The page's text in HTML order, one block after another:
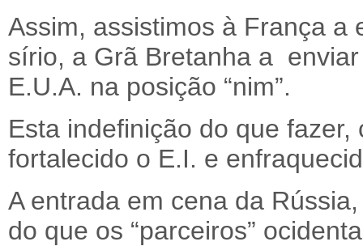
Assim, assistimos à França a
sírio, a Grã Bretanha a
E.U.A. na posição “nim”.
Esta indefinição do que
fortalecido o E.I. e
A entrada em cena da
do que os “parceiros”